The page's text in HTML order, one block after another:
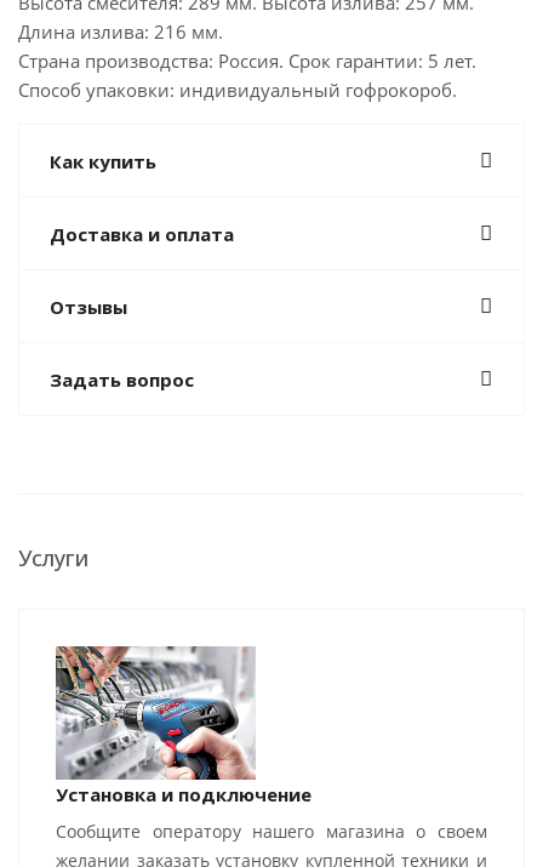
Длина излива: 216 мм.
Страна производства: Россия. Срок гарантии: 5 лет.
Способ упаковки: индивидуальный гофрокороб.
Как купить
Доставка и оплата
Отзывы
Задать вопрос
Услуги
Установка и подключение
Сообщите оператору нашего магазина о своем
желании заказать установку купленной техники и